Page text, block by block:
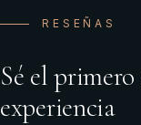
RESEÑAS
Sé el
experiencia